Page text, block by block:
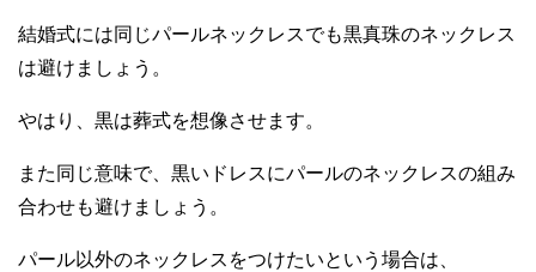
結婚式には同じパールネックレスでも黒真珠のネックレス
は避けましょう。
やはり、黒は葬式を想像させます。
また同じ意味で、黒いドレスにパールのネックレスの組み
合わせも避けましょう。
パール以外のネックレスをつけたいという場合は、